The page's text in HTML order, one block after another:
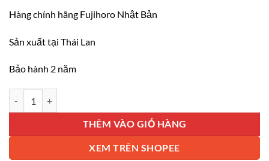
Hàng chính hãng Fujihoro Nhật Bản
Sản xuất tại Thái Lan
Bảo hành 2 năm
THÊM VÀO GIỎ HÀNG
XEM TRÊN SHOPEE